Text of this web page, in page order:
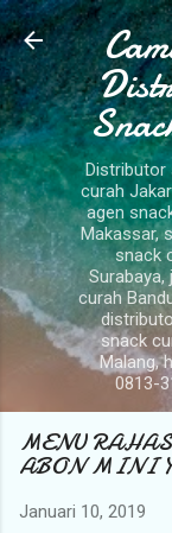
Distributor
curah
agen
Makassar,
snack
Surabaya,
curah
snack
Malang,
0813-
MENU
ABON MINI
Januari 10, 2019